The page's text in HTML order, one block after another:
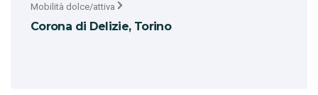
Mobilità dolce/attiva
Corona di Delizie, Torino